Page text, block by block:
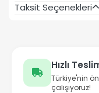
Taksit Seçenekleri
Hızlı
Türkiye'nin
çalışıyoruz!